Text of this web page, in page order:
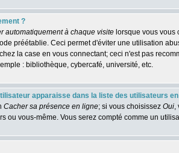
?
automatiquement à chaque visite lorsque vous vous
préétablie. Ceci permet d'éviter une utilisation
la case en vous connectant; ceci n'est pas
: bibliothèque, cybercafé, université, etc.
apparaisse dans la liste des utilisateurs
Cacher sa présence en ligne; si vous choisissez Oui,
ou vous-même. Vous serez compté comme un